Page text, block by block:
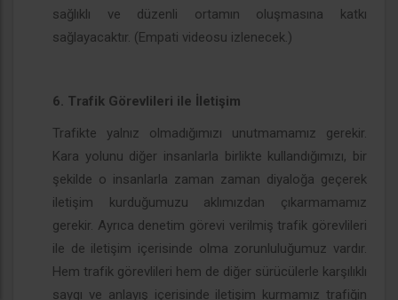
sağlıklı ve düzenli ortamın oluşmasına katkı
sağlayacaktır. (Empati videosu izlenecek.)
6. Trafik Görevlileri ile İletişim
Trafikte yalnız olmadığımızı unutmamamız gerekir.
Kara yolunu diğer insanlarla birlikte kullandığımızı, bir
şekilde o insanlarla zaman zaman diyaloğa geçerek
iletişim kurduğumuzu aklımızdan çıkarmamamız
gerekir. Ayrıca denetim görevi verilmiş trafik görevlileri
ile de iletişim içerisinde olma zorunluluğumuz vardır.
Hem trafik görevlileri hem de diğer sürücülerle karşılıklı
saygı ve anlayış içerisinde iletişim kurmamız trafiğin